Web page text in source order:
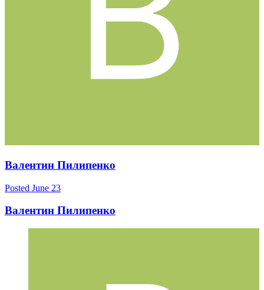
Валентин Пилипенко
Posted June 23
Валентин Пилипенко